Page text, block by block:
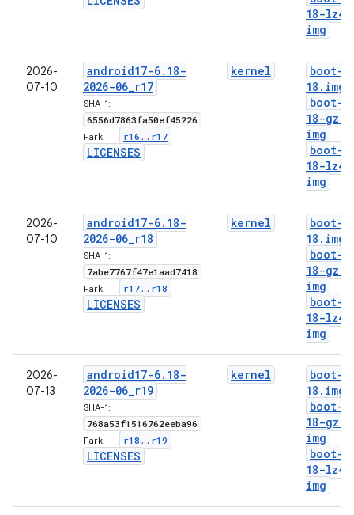
18-lz4
img
2026-
07-10
android17-6. 18-
2026-06_r17
SHA-1:
6556d7863fa50ef45226
Fark: r16 . . r17
LICENSES
kernel boot-6
18 . img
boot-6
18-gz
img
boot-6
18-lz4
img
2026-
07-10
android17-6. 18-
2026-06_r18
SHA-1:
7abe7767f47e1aad7418
Fark: r17. . r18
LICENSES
kernel boot-6
18 . img
boot-6
18-gz
img
boot-6
18-lz4
img
2026-
07-13
android17-6. 18-
2026-06_r19
SHA-1:
768a53f1516762eeba96
Fark: r18 . . r19
LICENSES
kernel boot-6
18 . img
boot-6
18-gz
img
boot-6
18-lz4
img